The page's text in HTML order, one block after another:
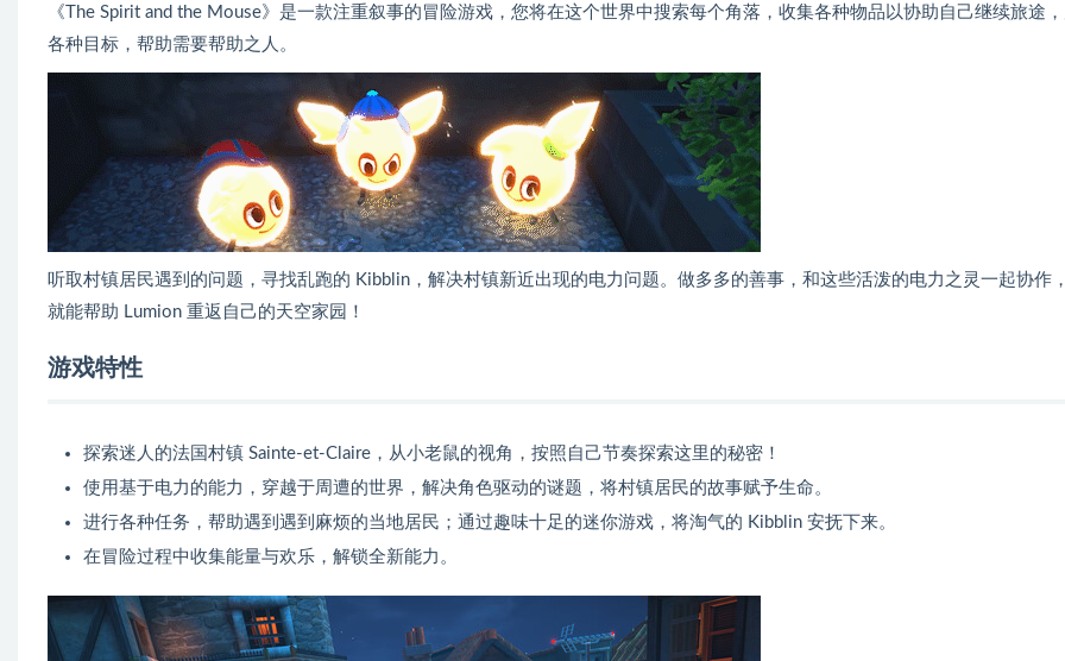
《The Spirit and the Mouse》是一款注重叙事的冒险游戏，您将在这个世界中搜索每个角落，收集各种物品以协助自己继续旅途
各种目标，帮助需要帮助之人。
听取村镇居民遇到的问题，寻找乱跑的 Kibblin，解决村镇新近出现的电力问题。做多多的善事，和这些活泼的电力之灵一起协作
就能帮助 Lumion 重返自己的天空家园！
游戏特性
探索迷人的法国村镇 Sainte-et-Claire，从小老鼠的视角，按照自己节奏探索这里的秘密！
使用基于电力的能力，穿越于周遭的世界，解决角色驱动的谜题，将村镇居民的故事赋予生命。
进行各种任务，帮助遇到遇到麻烦的当地居民；通过趣味十足的迷你游戏，将淘气的 Kibblin 安抚下来。
在冒险过程中收集能量与欢乐，解锁全新能力。